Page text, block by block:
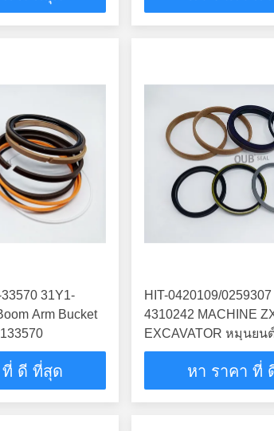
31Y1-
Arm Bucket
ที่ ดี ที่สุด
HIT-0420109/
4310242 MACHINE
EXCAVATOR หมุนยน
BUCKER SEAL KITS
หา ราคา ที่